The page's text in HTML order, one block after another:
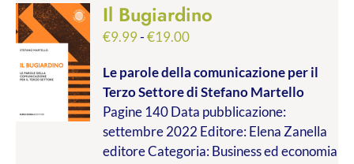
Il Bugiardino
€9.99-€19.00Fascia
prezzo:
da
€9.99
a
€19.00
Le parole della comunicazione per il
Terzo Settoredi Stefano Martello
Pagine 140 Data pubblicazione:
settembre 2022 Editore: Elena Zanella
editore Categoria: Business ed economia